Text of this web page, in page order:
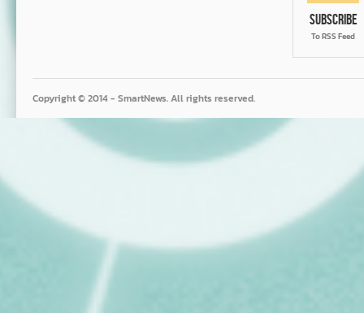
Subscribe
To RSS Feed
Copyright © 2014 - SmartNews. All rights reserved.